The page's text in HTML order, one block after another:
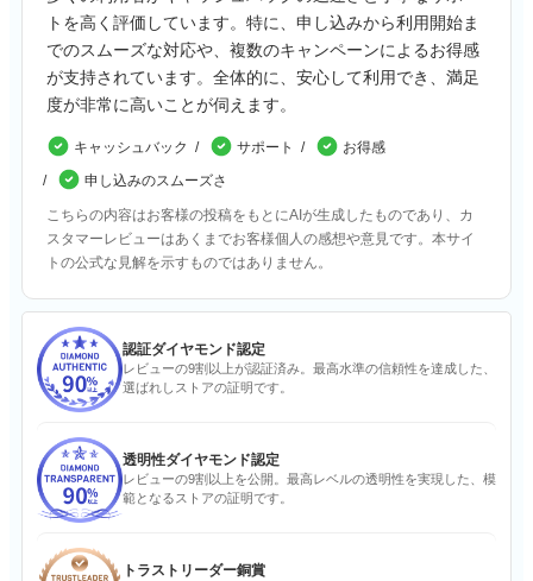
トを高く評価しています。特に、申し込みから利用開始ま
でのスムーズな対応や、複数のキャンペーンによるお得感
が支持されています。全体的に、安心して利用でき、満足
度が非常に高いことが伺えます。
キャッシュバック サポート
お得感
申し込みのスムーズさ
こちらの内容はお客様の投稿をもとにAIが生成したものであり、カ
スタマーレビューはあくまでお客様個人の感想や意見です。本サイ
トの公式な見解を示すものではありません。
認証ダイヤモンド認定
レビューの9割以上が認証済み。最高水準の信頼性を達成した、
選ばれしストアの証明です。
透明性ダイヤモンド認定
レビューの9割以上を公開。最高レベルの透明性を実現した、模
範となるストアの証明です。
トラストリーダー銅賞